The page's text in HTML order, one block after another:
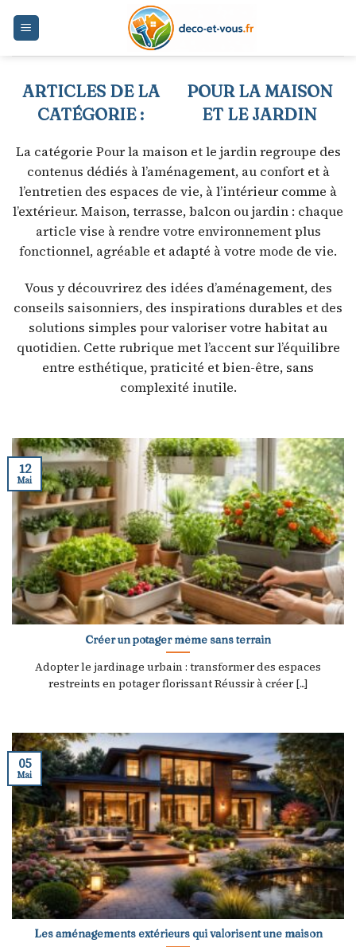
POUR LA MAISON
ET LE JARDIN
La catégorie Pour la maison et le jardin regroupe des
contenus dédiés à l’aménagement, au confort et à
l’entretien des espaces de vie, à l’intérieur comme à
l’extérieur. Maison, terrasse, balcon ou jardin : chaque
article vise à rendre votre environnement plus
fonctionnel, agréable et adapté à votre mode de vie.
Vous y découvrirez des idées d’aménagement, des
conseils saisonniers, des inspirations durables et des
solutions simples pour valoriser votre habitat au
quotidien. Cette rubrique met l’accent sur l’équilibre
entre esthétique, praticité et bien-être, sans
complexité inutile.
Créer un potager même sans terrain
Adopter le jardinage urbain : transformer des espaces
restreints en potager florissant Réussir à créer [...]
12
Mai
Les aménagements extérieurs qui valorisent une maison
05
Mai